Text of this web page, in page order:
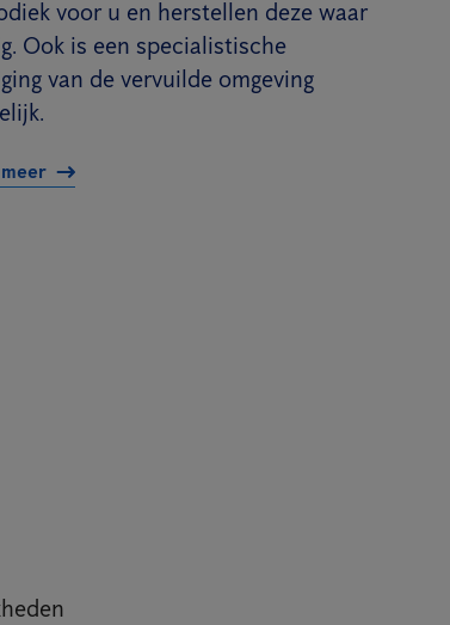
voor u en herstellen deze waar
Ook is een specialistische
van de vervuilde omgeving